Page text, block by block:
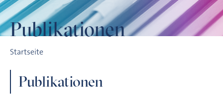
Publikationen
Startseite
Publikationen